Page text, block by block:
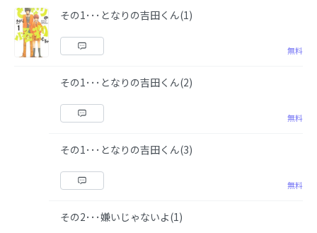
その1･･･となりの吉田くん(1)
無料
その1･･･となりの吉田くん(2)
無料
その1･･･となりの吉田くん(3)
無料
その2･･･嫌いじゃないよ(1)